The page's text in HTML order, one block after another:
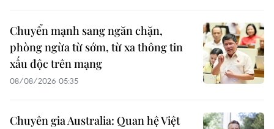
Chuyển mạnh sang ngăn chặn,
phòng ngừa từ sớm, từ xa thông tin
xấu độc trên mạng
08/08/2026 05:35
Chuyên gia Australia: Quan hệ Việt